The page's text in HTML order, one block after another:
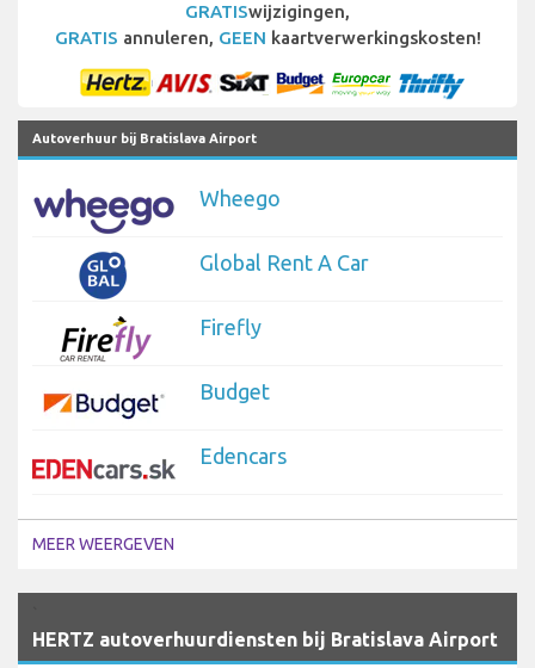
GRATISwijzigingen,
GRATIS annuleren, GEEN kaartverwerkingskosten!
Autoverhuur bij Bratislava Airport
Wheego
Global Rent A Car
Firefly
Budget
Edencars
MEER WEERGEVEN
HERTZ autoverhuurdiensten bij Bratislava Airport